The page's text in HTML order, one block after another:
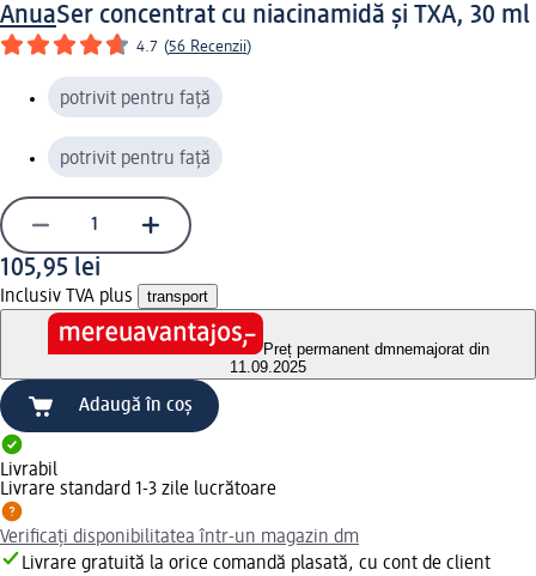
AnuaSer concentrat cu niacinamidă și TXA, 30 ml
4.7 (56 Recenzii)
potrivit pentru față
potrivit pentru față
105,95 lei
Inclusiv TVA plus transport
Preț permanent dmnemajorat din
11.09.2025
Adaugă în coș
Livrabil
Livrare standard 1-3 zile lucrătoare
Verificați disponibilitatea într-un magazin dm
Livrare gratuită la orice comandă plasată, cu cont de client